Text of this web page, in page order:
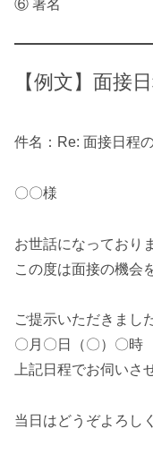
⑥ 署名
【例文】面接
件名：Re: 面接日程
〇〇様
お世話になっており
この度は面接の機会
ご提示いただきまし
〇月〇日（〇）〇時
上記日程でお伺いさ
当日はどうぞよろし